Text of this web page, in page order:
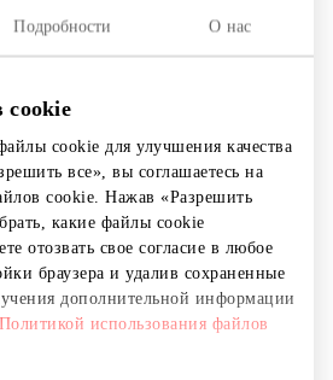
Подробности О нас
cookie
cookie для улучшения качества
все», вы соглашаетесь на
cookie. Нажав «Разрешить
какие файлы cookie
отозвать свое согласие в любое
браузера и удалив сохраненные
дополнительной информации
Политикой использования файлов
или здоровью общества,
лица;
среде;
или незаконного влияния на
производятся
органами, или на
правосудия;
незаконной деятельности;
непрозрачного
средств или